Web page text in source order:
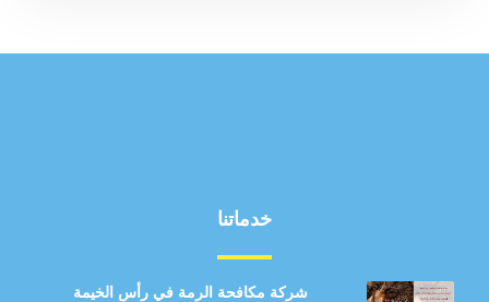
خدماتنا
شركة مكافحة الرمة في رأس الخيمة